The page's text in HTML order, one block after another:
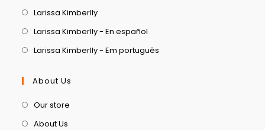
Larissa Kimberlly
Larissa Kimberlly - En español
Larissa Kimberlly - Em português
About Us
Our store
About Us